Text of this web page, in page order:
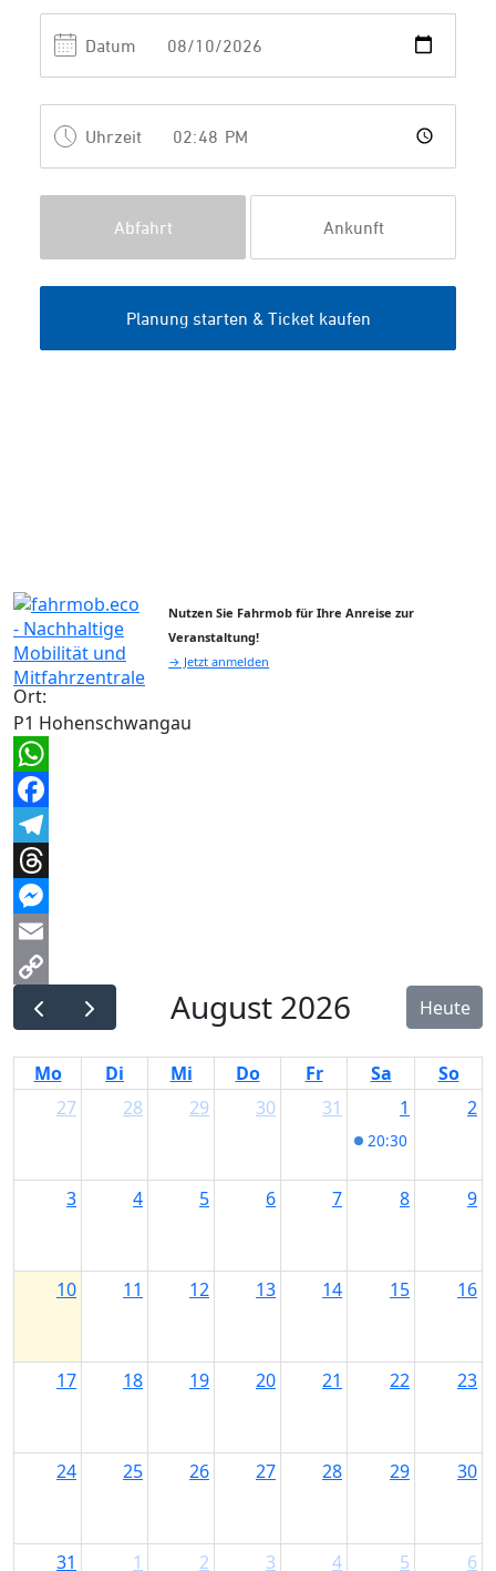
Nutzen Sie Fahrmob für Ihre Anreise zur
Veranstaltung!
→ Jetzt anmelden
Ort:
P1 Hohenschwangau
WhatsApp
Facebook
Telegram
Threads
Messenger
Email
Copy
Link
August 2026 Heute
Mo Di Mi Do Fr Sa
So
27
28 29 30 31 1
20:30
2
3 4 5 6 7 8 9
10 11 12 13 14 15 16
17 18 19 20 21 22 23
24 25 26 27 28 29 30
31 1 2 3 4 5 6